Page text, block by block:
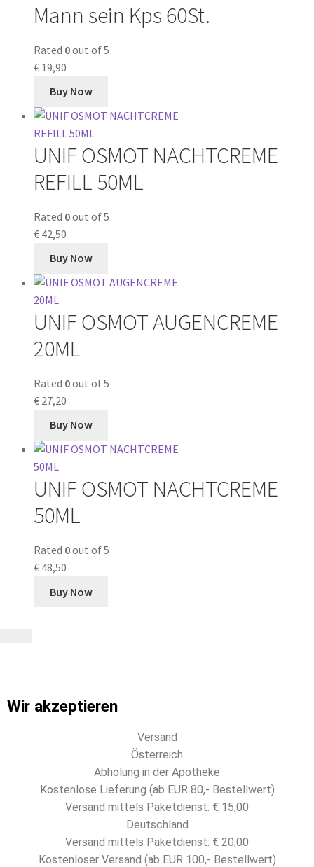
Mann sein Kps 60St.
Rated 0out of 5
€ 19,90
Buy Now
UNIF OSMOT NACHTCREME
REFILL 50ML
Rated 0out of 5
€ 42,50
Buy Now
UNIF OSMOT AUGENCREME
20ML
Rated 0out of 5
€ 27,20
Buy Now
UNIF OSMOT NACHTCREME
50ML
Rated 0out of 5
€ 48,50
Buy Now
Wir akzeptieren
Versand
Österreich
Abholung in der Apotheke
Kostenlose Lieferung (ab EUR 80,- Bestellwert)
Versand mittels Paketdienst: € 15,00
Deutschland
Versand mittels Paketdienst: € 20,00
Kostenloser Versand (ab EUR 100,- Bestellwert)